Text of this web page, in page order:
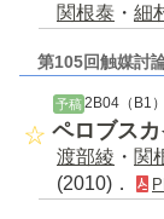
関根泰 ・ 細
第105回触媒討
予稿 2B04（B1）
ペロブス
渡部綾 ・ 関
(2010)．